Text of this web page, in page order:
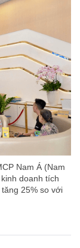
Nam Á (Nam
doanh tích
25% so với